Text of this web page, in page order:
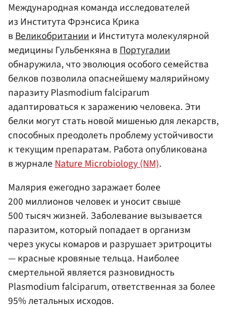
Международная команда исследователей
из Института Фрэнсиса Крика
вВеликобританиии Института молекулярной
медицины Гульбенкяна вПортугалии
обнаружила, что эволюция особого семейства
белков позволила опаснейшему малярийному
паразиту Plasmodium falciparum
адаптироваться к заражению человека. Эти
белки могут стать новой мишенью для лекарств,
способных преодолеть проблему устойчивости
к текущим препаратам. Работа опубликована
в журналеNature Microbiology (NM).
Малярия ежегодно заражает более
200 миллионов человек и уносит свыше
500 тысяч жизней. Заболевание вызывается
паразитом, который попадает в организм
через укусы комаров и разрушает эритроциты
— красные кровяные тельца. Наиболее
смертельной является разновидность
Plasmodium falciparum, ответственная за более
95% летальных исходов.